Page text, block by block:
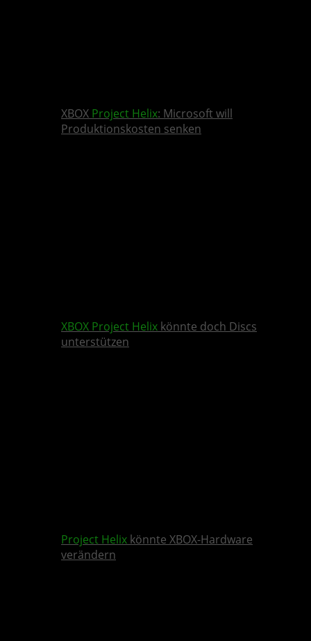
XBOX Project Helix: Microsoft will
Produktionskosten senken
XBOX Project Helix könnte doch Discs
unterstützen
Project Helix könnte XBOX-Hardware
verändern